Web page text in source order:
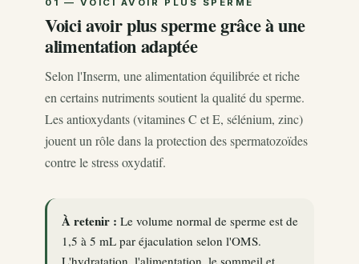
Voici avoir plus sperme grâce à une
alimentation adaptée
Selon l'Inserm, une alimentation équilibrée et riche
en certains nutriments soutient la qualité du sperme.
Les antioxydants (vitamines C et E, sélénium, zinc)
jouent un rôle dans la protection des spermatozoïdes
contre le stress oxydatif.
À retenir : Le volume normal de sperme est de
1,5 à 5 mL par éjaculation selon l'OMS.
L'hydratation, l'alimentation, le sommeil et